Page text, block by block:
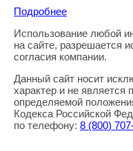
Подробнее
Правовая информация
Использование любой
на сайте, разрешается
согласия компании.
Данный сайт носит
характер и не является
определяемой
Кодекса Российской
по телефону: 8 (800)